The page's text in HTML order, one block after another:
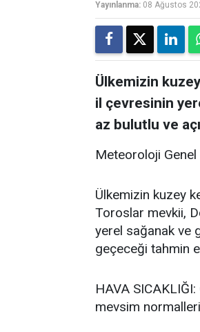
Yayınlanma: 08 Ağustos
Ülkemizin
il çevresinin
az bulutlu ve
Meteoroloji
Ülkemizin kuzey
Toroslar mevkii,
yerel sağanak ve
geçeceği tahmin
HAVA
mevsim